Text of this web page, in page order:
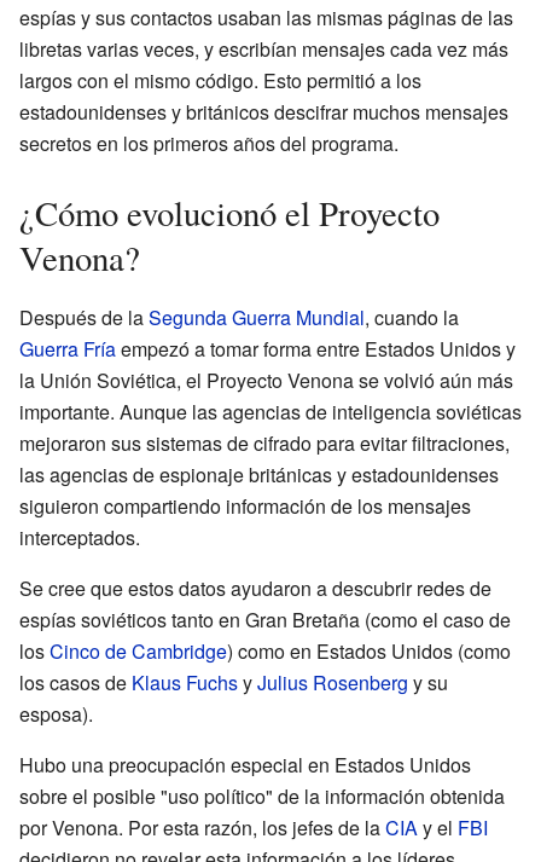
espías y sus contactos usaban las mismas páginas de las
libretas varias veces, y escribían mensajes cada vez más
largos con el mismo código. Esto permitió a los
estadounidenses y británicos descifrar muchos mensajes
secretos en los primeros años del programa.
¿Cómo evolucionó el Proyecto
Venona?
Después de laSegunda Guerra Mundial, cuando la
Guerra Fríaempezó a tomar forma entre Estados Unidos y
la Unión Soviética, el Proyecto Venona se volvió aún más
importante. Aunque las agencias de inteligencia soviéticas
mejoraron sus sistemas de cifrado para evitar filtraciones,
las agencias de espionaje británicas y estadounidenses
siguieron compartiendo información de los mensajes
interceptados.
Se cree que estos datos ayudaron a descubrir redes de
espías soviéticos tanto en Gran Bretaña (como el caso de
losCinco de Cambridge) como en Estados Unidos (como
los casos de Klaus FuchsyJulius Rosenberg y su
esposa).
Hubo una preocupación especial en Estados Unidos
sobre el posible "uso político" de la información obtenida
por Venona. Por esta razón, los jefes de laCIA y el FBI